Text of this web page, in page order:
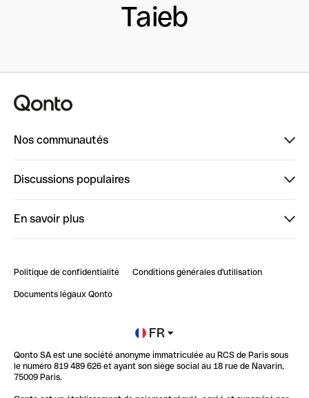
Taieb
Nos communautés
ClubQonto
Discussions populaires
Impact de l'IA sur les carrières/productivité
En savoir plus
Blog
Newsroom
Glossaire finance
Politique de confidentialité Conditions générales d'utilisation
Documents légaux Qonto
FR
Qonto SA est une société anonyme immatriculée au RCS de Paris sous
le numéro 819 489 626 et ayant son siège social au 18 rue de Navarin,
75009 Paris.